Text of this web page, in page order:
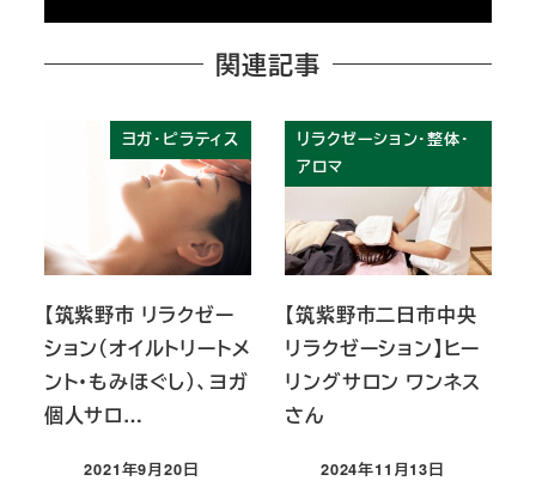
関連記事
ヨガ・ピラティス
【筑紫野市 リラクゼー
ション（オイルトリートメ
ント・もみほぐし）、ヨガ
個人サロ…
投稿日
2021年9月20日
リラクゼーション・整体・
アロマ
【筑紫野市二日市中央
リラクゼーション】ヒー
リングサロン ワンネス
さん
投稿日
2024年11月13日